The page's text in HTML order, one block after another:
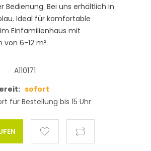
Bedienung. Bei uns erhältlich in
Ideal für komfortable
Einfamilienhaus mit
6-12 m².
A110171
sofort
für Bestellung bis 15 Uhr